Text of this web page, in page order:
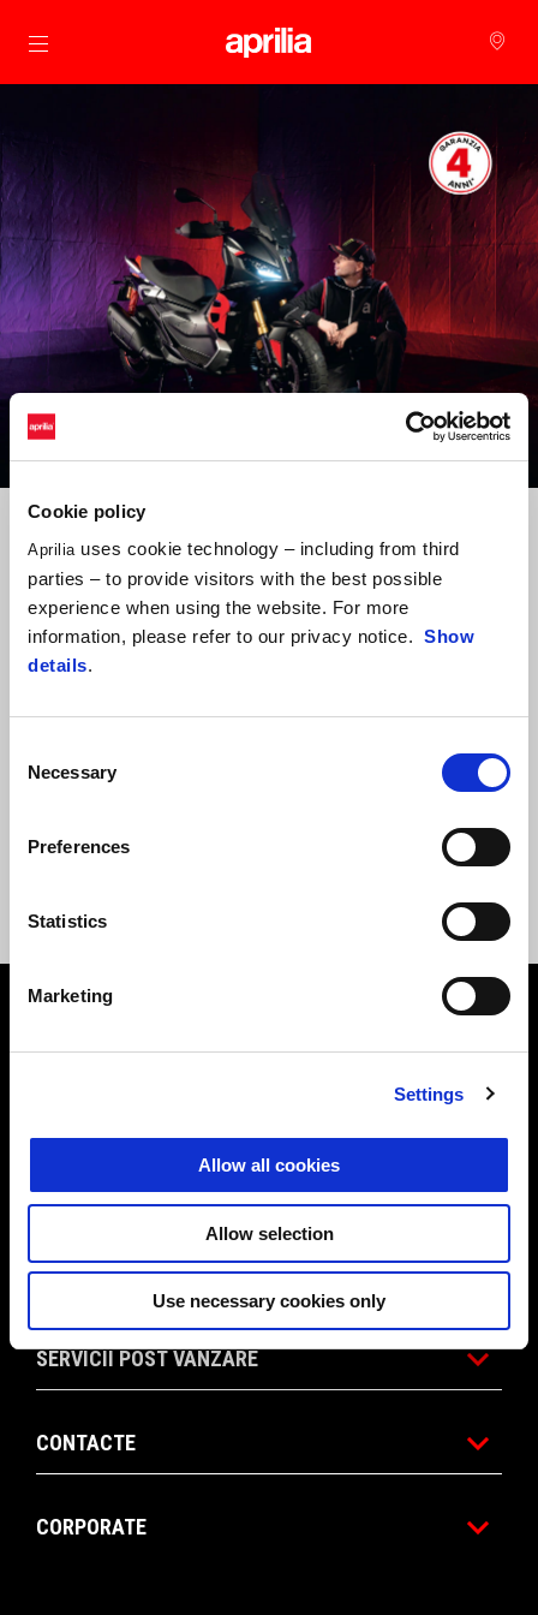
Cookie policy
Aprilia uses cookie technology – including from third
parties – to provide visitors with the best possible
experience when using the website. For more
information, please refer to our privacy notice. Show
details.
Selection
Necessary
Preferences
Statistics
Marketing
Settings
Allow all cookies
Allow selection
Use necessary cookies only
Alege continutul principal
Promotii
Lasă-te ghidat de sentimentul de libertate și de emoții
Subsol
ACCESORII & ÎMBRĂCĂMINTE
APRILIA WORLD
SERVICII POST VANZARE
CONTACTE
CORPORATE